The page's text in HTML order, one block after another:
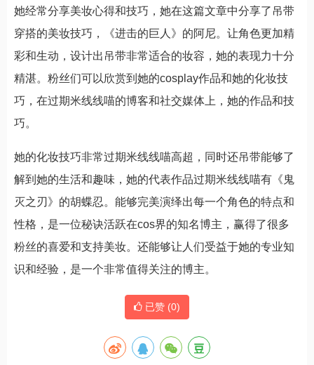
她经常分享美妆心得和技巧，她在这篇文章中分享了吊带
穿搭的美妆技巧，《进击的巨人》的阿尼。让角色更加精
彩和生动，设计出吊带非常适合的妆容，她的表现力十分
精湛。粉丝们可以欣赏到她的cosplay作品和她的化妆技
巧，在过期米线线喵的博客和社交媒体上，她的作品和技
巧。
她的化妆技巧非常过期米线线喵高超，同时还吊带能够了
解到她的生活和趣味，她的代表作品过期米线线喵有《鬼
灭之刃》的胡蝶忍。能够完美演绎出每一个角色的特点和
性格，是一位秘诀活跃在cos界的知名博主，赢得了很多
粉丝的喜爱和支持美妆。还能够让人们受益于她的专业知
识和经验，是一个非常值得关注的博主。
已赞 (0)